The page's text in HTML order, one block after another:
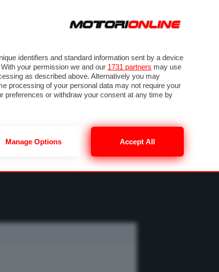
RENDERING PNEUMATICI TRAFFICO
identifiers and standard information sent by a device
your permission we and our 1731 partners may use
as described above. Alternatively you may
processing of your personal data may not require your
preferences or withdraw your consent at any time by
Manage Options Accept All